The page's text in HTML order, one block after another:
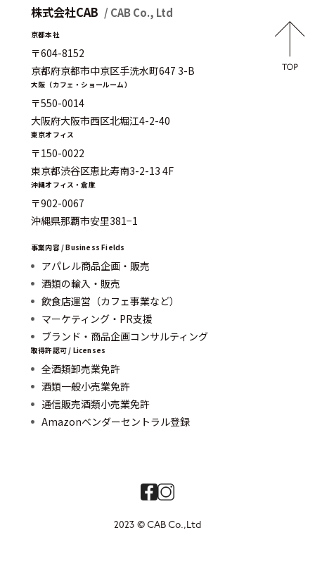
株式会社CAB / CAB Co., Ltd
京都本社
〒604-8152
京都府京都市中京区手洗水町647 3-B
大阪（カフェ・ショールーム）
〒550-0014
大阪府大阪市西区北堀江4-2-40
東京オフィス
〒150-0022
東京都渋谷区恵比寿南3-2-13 4F
沖縄オフィス・倉庫
〒902-0067
沖縄県那覇市安里381−1
事業内容 / Business Fields
アパレル商品企画・販売
酒類の輸入・販売
飲食店運営（カフェ事業など）
マーケティング・PR支援
ブランド・商品企画コンサルティング
取得許認可 / Licenses
全酒類卸売業免許
酒類一般小売業免許
通信販売酒類小売業免許
Amazonベンダーセントラル登録
2023 © CAB Co.,Ltd